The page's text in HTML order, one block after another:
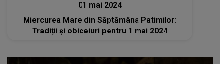
01 mai 2024
Miercurea Mare din Săptămâna Patimilor:
Tradiții și obiceiuri pentru 1 mai 2024